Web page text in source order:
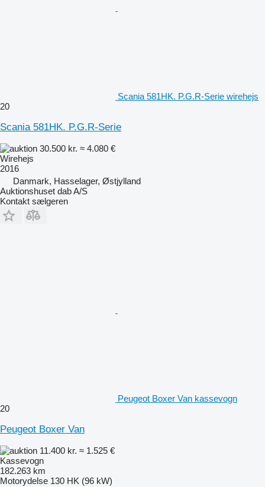
Scania 581HK. P.G.R-Serie wirehejs
20
Scania 581HK. P.G.R-Serie
30.500 kr. ≈ 4.080 €
Wirehejs
2016
Danmark, Hasselager, Østjylland
Auktionshuset dab A/S
Kontakt sælgeren
Peugeot Boxer Van kassevogn
20
Peugeot Boxer Van
11.400 kr. ≈ 1.525 €
Kassevogn
182.263 km
Motorydelse 130 HK (96 kW)